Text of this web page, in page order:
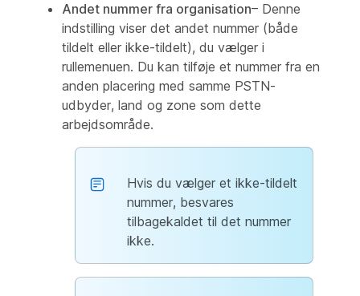
Andet nummer fra organisation– Denne
indstilling viser det andet nummer (både
tildelt eller ikke-tildelt), du vælger i
rullemenuen. Du kan tilføje et nummer fra en
anden placering med samme PSTN-
udbyder, land og zone som dette
arbejdsområde.
Hvis du vælger et ikke-tildelt
nummer, besvares
tilbagekaldet til det nummer
ikke.